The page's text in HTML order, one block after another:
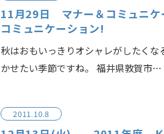
11月29日 マナー＆コミュニ
コミュニケーション!
秋はおもいっきりオシャレがしたく
かせたい季節ですね。 福井県敦賀市…
2011.10.8